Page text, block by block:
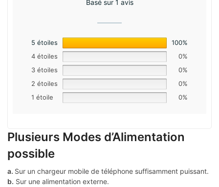
Basé sur 1 avis
5 étoiles
100%
4 étoiles
0%
3 étoiles
0%
2 étoiles
0%
1 étoile
0%
Plusieurs Modes d’Alimentation
possible
a. Sur un chargeur mobile de téléphone suffisamment puissant.
b. Sur une alimentation externe.